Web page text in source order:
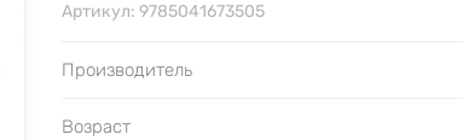
Артикул: 9785041673505
Производитель
Возраст